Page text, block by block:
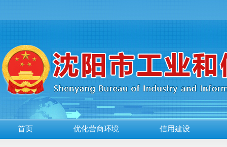
首页 优化营商环境 信用建设